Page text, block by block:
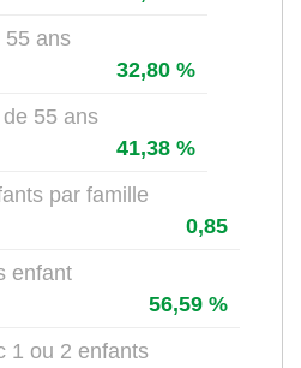
55 ans
32,80 %
55 ans
41,38 %
par famille
0,85
enfant
56,59 %
1 ou 2 enfants